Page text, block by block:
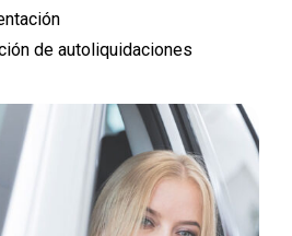
de autoliquidaciones